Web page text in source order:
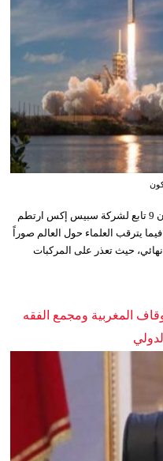
يُعتقد أن جزءاً ضخماً تائهاً من صاروخ فالكون 9 تابع لشركة سبيس إكس ارتطم
يترقب العلماء حول العالم صوراً
حيث تعذر على المركبات
المغربية ومجمع الفقه